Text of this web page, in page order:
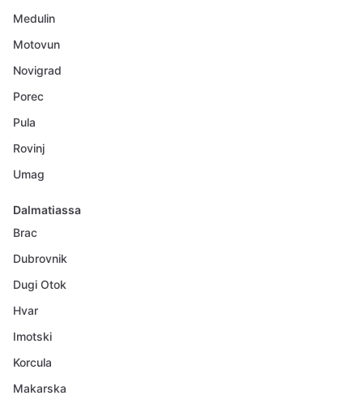
Medulin
Motovun
Novigrad
Porec
Pula
Rovinj
Umag
Dalmatiassa
Brac
Dubrovnik
Dugi Otok
Hvar
Imotski
Korcula
Makarska